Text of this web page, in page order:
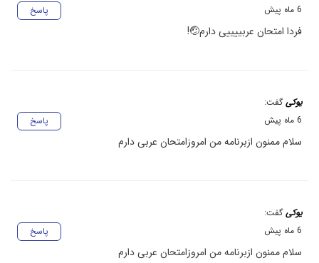
پاسخ
6 ماه پیش
فردا امتحان عربییییی دارم🤕!
یوکی گفت:
پاسخ
6 ماه پیش
سلام ممنون ازبرنامه من امروزامتحان عربی دارم
یوکی گفت:
پاسخ
6 ماه پیش
سلام ممنون ازبرنامه من امروزامتحان عربی دارم